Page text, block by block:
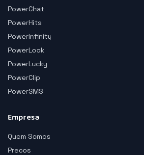
PowerChat
PowerHits
PowerInfinity
PowerLook
PowerLucky
PowerClip
PowerSMS
Empresa
Quem Somos
Precos